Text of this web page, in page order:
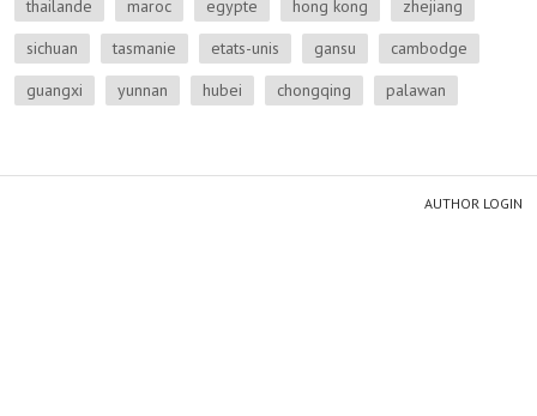
thailande
maroc egypte hong kong
zhejiang
sichuan
tasmanie etats-unis gansu
cambodge
guangxi
yunnan hubei chongqing palawan
AUTHOR LOGIN